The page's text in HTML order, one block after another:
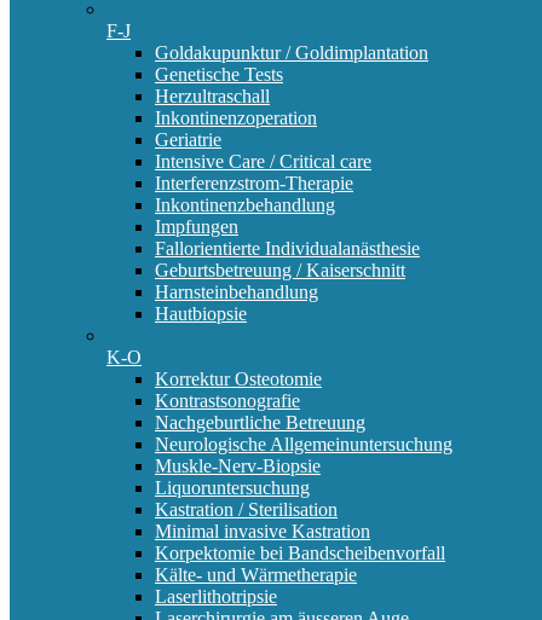
F-J
Goldakupunktur / Goldimplantation
Genetische Tests
Herzultraschall
Inkontinenzoperation
Geriatrie
Intensive Care / Critical care
Interferenzstrom-Therapie
Inkontinenzbehandlung
Impfungen
Fallorientierte Individualanästhesie
Geburtsbetreuung / Kaiserschnitt
Harnsteinbehandlung
Hautbiopsie
K-O
Korrektur Osteotomie
Kontrastsonografie
Nachgeburtliche Betreuung
Neurologische Allgemeinuntersuchung
Muskle-Nerv-Biopsie
Liquoruntersuchung
Kastration / Sterilisation
Minimal invasive Kastration
Korpektomie bei Bandscheibenvorfall
Kälte- und Wärmetherapie
Laserlithotripsie